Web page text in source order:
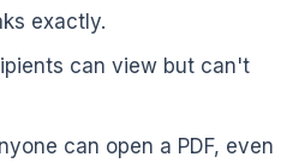
exactly.
can view but can't
can open a PDF, even